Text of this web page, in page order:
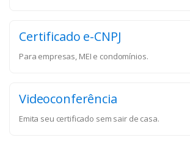
Certificado e-CNPJ
Para empresas, MEI e condomínios.
Videoconferência
Emita seu certificado sem sair de casa.